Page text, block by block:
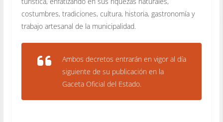
costumbres, tradiciones, cultura, historia, gastronomía y
trabajo artesanal de la municipalidad.
Ambos decretos entrarán en vigor al día
siguiente de su publicación en la
Gaceta Oficial del Estado.